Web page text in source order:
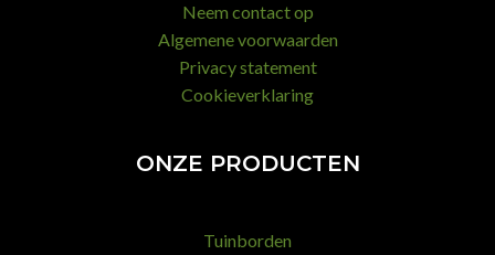
Neem contact op
Algemene voorwaarden
Privacy statement
Cookieverklaring
ONZE PRODUCTEN
Tuinborden